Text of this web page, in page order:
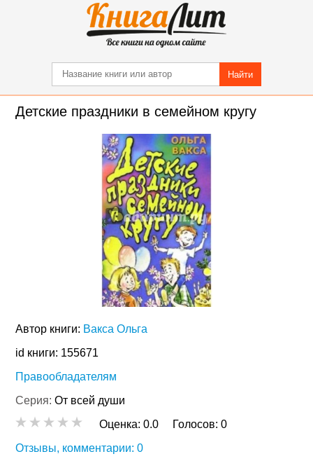
Найти
Детские праздники в семейном кругу
Автор книги: Вакса Ольга
id книги: 155671
Правообладателям
Серия:От всей души
Оценка:0.0 Голосов:0
Отзывы, комментарии: 0